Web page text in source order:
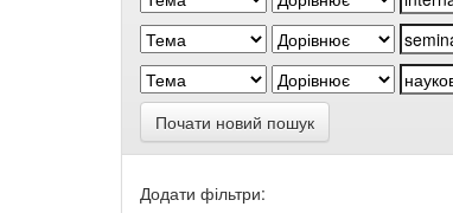
Почати новий пошук
Додати фільтри: